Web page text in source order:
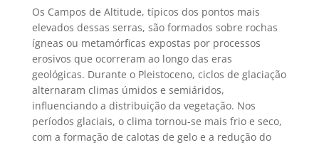
Os Campos de Altitude, típicos dos pontos mais
elevados dessas serras, são formados sobre rochas
ígneas ou metamórficas expostas por processos
erosivos que ocorreram ao longo das eras
geológicas. Durante o Pleistoceno, ciclos de glaciação
alternaram climas úmidos e semiáridos,
influenciando a distribuição da vegetação. Nos
períodos glaciais, o clima tornou-se mais frio e seco,
com a formação de calotas de gelo e a redução do